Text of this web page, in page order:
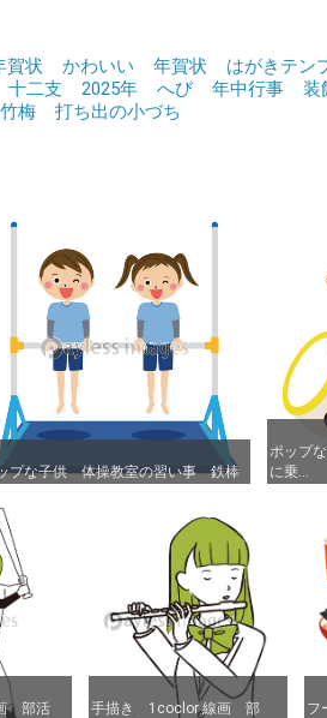
賀状 かわいい 年賀状 はがきテン
十二支 2025年 へび 年中行事 装
梅 打ち出の小づち
プな子供 体操教室の習い事 鉄棒
プな子供 体操教室の習い事 鉄棒
ポップ
に乗...
ポップ
に乗...
部活
部活
手描き 1coclor 線画 部
手描き 1coclor 線画 部
フ
フ